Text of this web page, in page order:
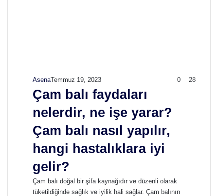
AsenaTemmuz 19, 2023 0 28
Çam balı faydaları
nelerdir, ne işe yarar?
Çam balı nasıl yapılır,
hangi hastalıklara iyi
gelir?
Çam balı doğal bir şifa kaynağıdır ve düzenli olarak
tüketildiğinde sağlık ve iyilik hali sağlar. Çam balının